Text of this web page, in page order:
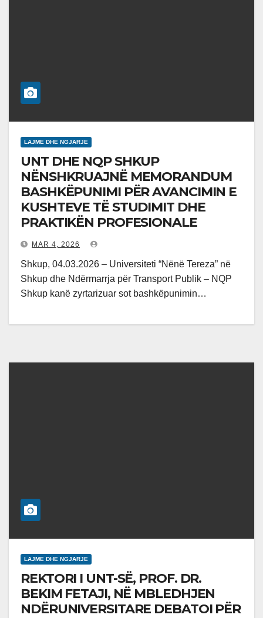
LAJME DHE NGJARJE
UNT DHE NQP SHKUP
NËNSHKRUAJNË MEMORANDUM
BASHKËPUNIMI PËR AVANCIMIN E
KUSHTEVE TË STUDIMIT DHE
PRAKTIKËN PROFESIONALE
MAR 4, 2026
Shkup, 04.03.2026 – Universiteti “Nënë Tereza” në
Shkup dhe Ndërmarrja për Transport Publik – NQP
Shkup kanë zyrtarizuar sot bashkëpunimin…
LAJME DHE NGJARJE
REKTORI I UNT-SË, PROF. DR.
BEKIM FETAJI, NË MBLEDHJEN
NDËRUNIVERSITARE DEBATOI PËR